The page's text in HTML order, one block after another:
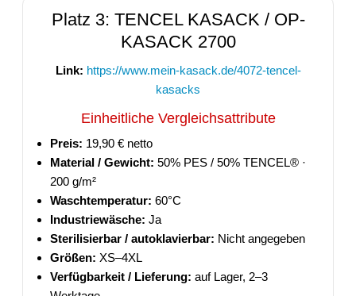
Platz 3: TENCEL KASACK / OP-
KASACK 2700
Link: https://www.mein-kasack.de/4072-tencel-
kasacks
Einheitliche Vergleichsattribute
Preis: 19,90 € netto
Material / Gewicht: 50% PES / 50% TENCEL® ·
200 g/m²
Waschtemperatur: 60°C
Industriewäsche: Ja
Sterilisierbar / autoklavierbar: Nicht angegeben
Größen: XS–4XL
Verfügbarkeit / Lieferung: auf Lager, 2–3